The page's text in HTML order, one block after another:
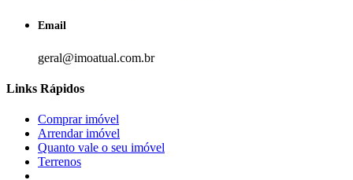
Email
geral@imoatual.com.br
Links Rápidos
Comprar imóvel
Arrendar imóvel
Quanto vale o seu imóvel
Terrenos